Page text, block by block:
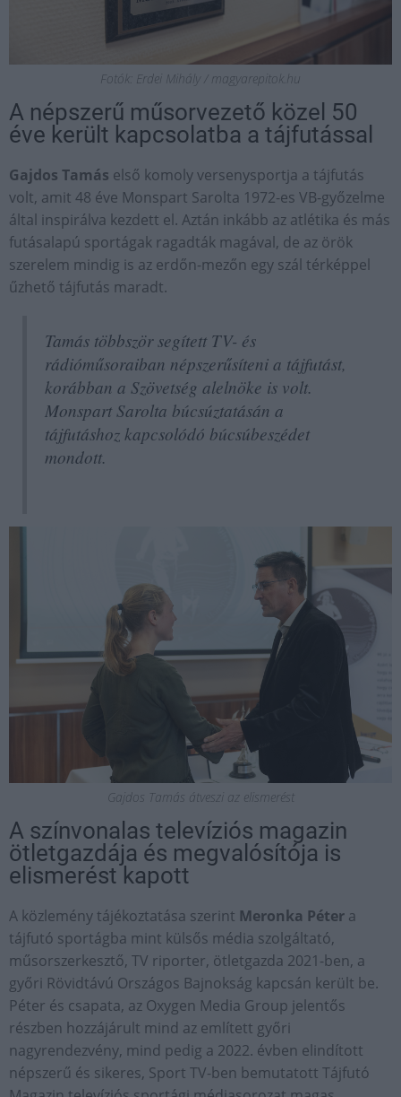
Fotók: Erdei Mihály / magyarepitok.hu
A népszerű műsorvezető közel 50
éve került kapcsolatba a tájfutással
Gajdos Tamás első komoly versenysportja a tájfutás
volt, amit 48 éve Monspart Sarolta 1972-es VB-győzelme
által inspirálva kezdett el. Aztán inkább az atlétika és más
futásalapú sportágak ragadták magával, de az örök
szerelem mindig is az erdőn-mezőn egy szál térképpel
űzhető tájfutás maradt.
Tamás többször segített TV- és
rádióműsoraiban népszerűsíteni a tájfutást,
korábban a Szövetség alelnöke is volt.
Monspart Sarolta búcsúztatásán a
tájfutáshoz kapcsolódó búcsúbeszédet
mondott.
Gajdos Tamás átveszi az elismerést
A színvonalas televíziós magazin
ötletgazdája és megvalósítója is
elismerést kapott
A közlemény tájékoztatása szerint Meronka Péter a
tájfutó sportágba mint külsős média szolgáltató,
műsorszerkesztő, TV riporter, ötletgazda 2021-ben, a
győri Rövidtávú Országos Bajnokság kapcsán került be.
Péter és csapata, az Oxygen Media Group jelentős
részben hozzájárult mind az említett győri
nagyrendezvény, mind pedig a 2022. évben elindított
népszerű és sikeres, Sport TV-ben bemutatott Tájfutó